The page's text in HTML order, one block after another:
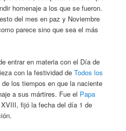
homenaje a los que se fueron.
del mes en paz y Noviembre
parece sino que sea el más
entrar en materia con el Día de
con la festividad deTodos los
los tiempos en que la naciente
a sus mártires. Fue el Papa
fijó la fecha del día 1 de